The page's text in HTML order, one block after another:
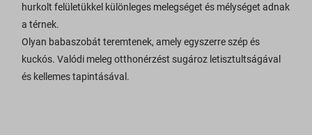
hurkolt felületükkel különleges melegséget és mélységet adnak
a térnek.
Olyan babaszobát teremtenek, amely egyszerre szép és
kuckós. Valódi meleg otthonérzést sugároz letisztultságával
és kellemes tapintásával.